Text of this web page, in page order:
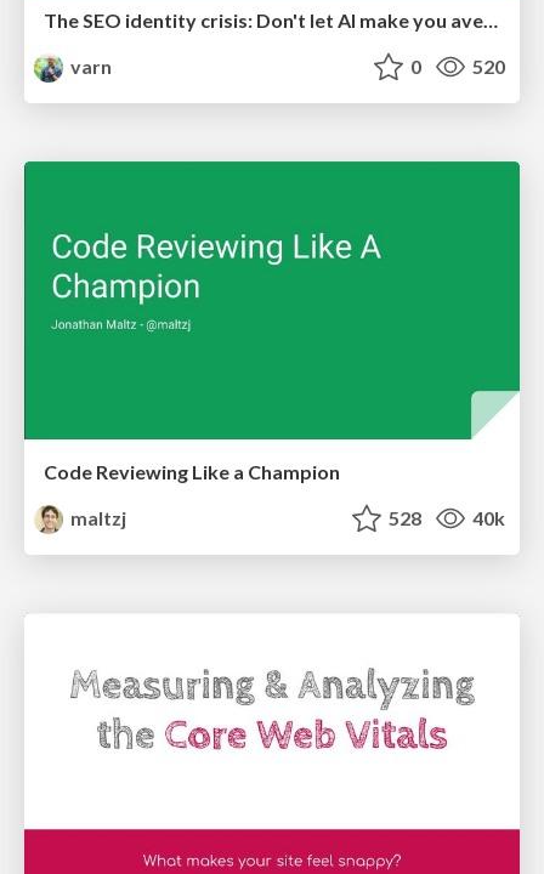
The SEO identity crisis: Don't let AI make you average
varn
0 520
Code Reviewing Like a Champion
maltzj
528 40k